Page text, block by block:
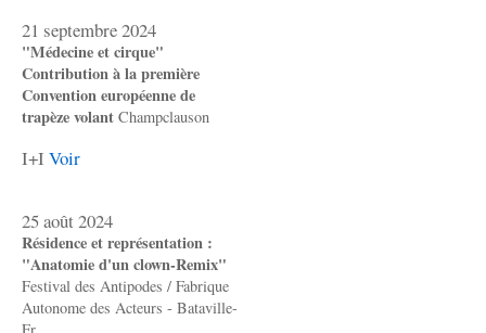
21 septembre 2024
"Médecine et cirque"
Contribution à la première
Convention européenne de
trapèze volant Champclauson
I+I Voir
25 août 2024
Résidence et représentation :
"Anatomie d'un clown-Remix"
Festival des Antipodes / Fabrique
Autonome des Acteurs - Bataville-